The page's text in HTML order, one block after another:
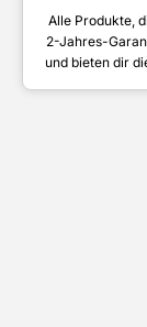
Alle Produkte,
2-Jahres-
und bieten dir